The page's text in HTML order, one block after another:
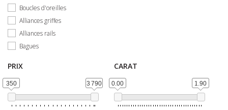
Boucles d'oreilles
Alliances griffes
Alliances rails
Bagues
PRIX
350 3 790
CARAT
0.00 1.90